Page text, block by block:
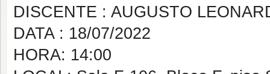
DISCENTE : AUGUSTO
DATA : 18/07/2022
HORA: 14:00